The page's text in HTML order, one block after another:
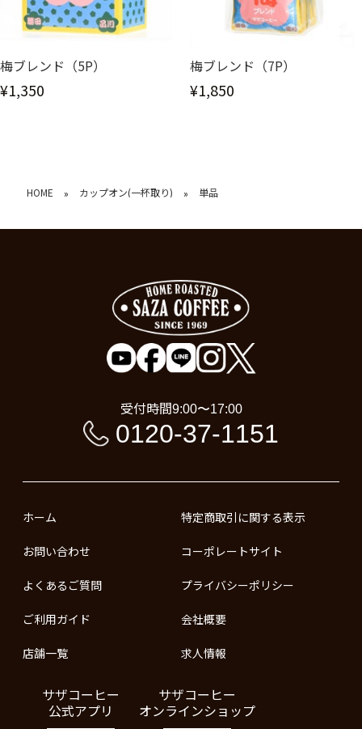
梅ブレンド（5P）
¥1,350
梅ブレンド（7P）
¥1,850
HOME » カップオン(一杯取り) » 単品
受付時間9:00〜17:00
0120-37-1151
ホーム
お問い合わせ
よくあるご質問
ご利用ガイド
店舗一覧
特定商取引に関する表示
コーポレートサイト
プライバシーポリシー
会社概要
求人情報
サザコーヒー
公式アプリ
サザコーヒー
オンラインショップ